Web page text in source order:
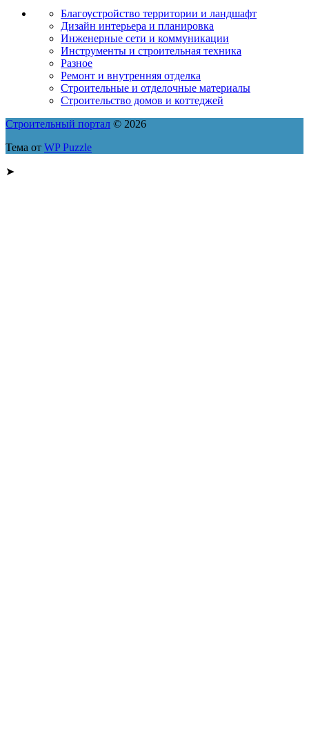
Благоустройство территории и ландшафт
Дизайн интерьера и планировка
Инженерные сети и коммуникации
Инструменты и строительная техника
Разное
Ремонт и внутренняя отделка
Строительные и отделочные материалы
Строительство домов и коттеджей
Строительный портал © 2026
Тема от WP Puzzle
➤